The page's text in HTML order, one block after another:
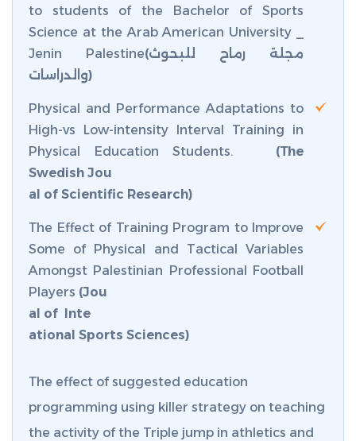
to students of the Bachelor of Sports
Science at the Arab American University _
Jenin Palestine(مجلة رماح للبحوث
والدراسات)
Physical and Performance Adaptations to
High-vs Low-intensity Interval Training in
Physical Education Students. (The
Swedish Jou
al of Scientific Research)
The Effect of Training Program to Improve
Some of Physical and Tactical Variables
Amongst Palestinian Professional Football
Players (Jou
al of Inte
ational Sports Sciences)
The effect of suggested education
programming using killer strategy on teaching
the activity of the Triple jump in athletics and